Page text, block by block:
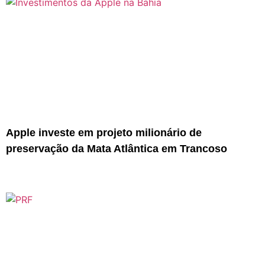
Apple investe em projeto milionário de
preservação da Mata Atlântica em Trancoso